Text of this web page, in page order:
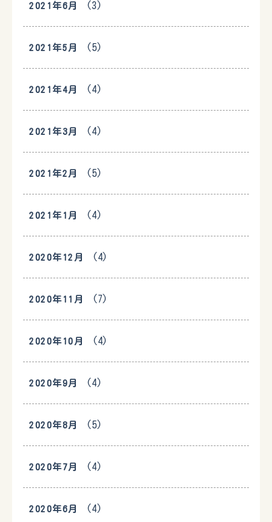
2021年6月 (3)
2021年5月 (5)
2021年4月 (4)
2021年3月 (4)
2021年2月 (5)
2021年1月 (4)
2020年12月 (4)
2020年11月 (7)
2020年10月 (4)
2020年9月 (4)
2020年8月 (5)
2020年7月 (4)
2020年6月 (4)